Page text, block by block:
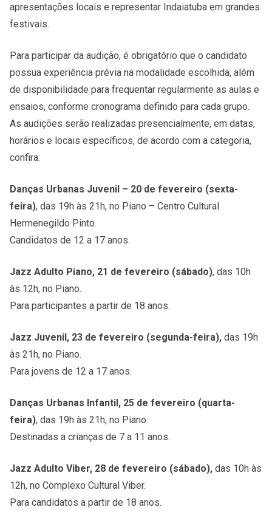
apresentações locais e representar Indaiatuba em grandes
festivais.
Para participar da audição, é obrigatório que o candidato
possua experiência prévia na modalidade escolhida, além
de disponibilidade para frequentar regularmente as aulas e
ensaios, conforme cronograma definido para cada grupo.
As audições serão realizadas presencialmente, em datas,
horários e locais específicos, de acordo com a categoria,
confira:
Danças Urbanas Juvenil – 20 de fevereiro (sexta-
feira), das 19h às 21h, no Piano – Centro Cultural
Hermenegildo Pinto.
Candidatos de 12 a 17 anos.
Jazz Adulto Piano, 21 de fevereiro (sábado), das 10h
às 12h, no Piano.
Para participantes a partir de 18 anos.
Jazz Juvenil, 23 de fevereiro (segunda-feira), das 19h
às 21h, no Piano.
Para jovens de 12 a 17 anos.
Danças Urbanas Infantil, 25 de fevereiro (quarta-
feira), das 19h às 21h, no Piano.
Destinadas a crianças de 7 a 11 anos.
Jazz Adulto Viber, 28 de fevereiro (sábado), das 10h às
12h, no Complexo Cultural Viber.
Para candidatos a partir de 18 anos.